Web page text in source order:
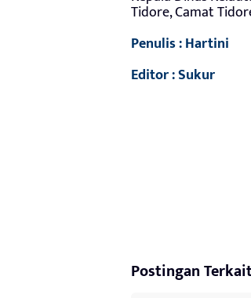
Tidore, Camat
Penulis : Hartini
Editor : Sukur
Postingan